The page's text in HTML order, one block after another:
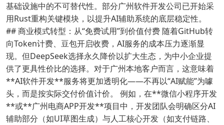
基础设施中的不可替代性。部分广州软件开发公司已开始采
用Rust重构关键模块，以提升AI辅助系统的底层稳定性。
## 商业模式转型：从“免费试用”到价值付费 随着GitHub转
向Token计费、豆包开启收费，AI服务的成本压力逐渐显
现。但DeepSeek选择永久降价以扩大生态，为中小企业提
供了更具性价比的选择。对于广州本地客户而言，这意味着
**AI软件开发**服务将更加透明化——不再以“AI赋能”为噱
头，而是按实际交付价值计价。 例如，在**微信小程序开发
**或**广州电商APP开发**项目中，开发团队会明确区分AI
辅助部分（如UI草图生成）与人工核心开发（如支付链路、